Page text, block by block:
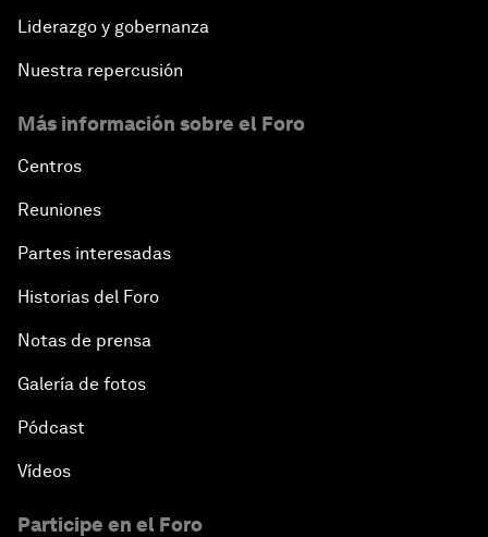
Liderazgo y gobernanza
Nuestra repercusión
Más información sobre el Foro
Centros
Reuniones
Partes interesadas
Historias del Foro
Notas de prensa
Galería de fotos
Pódcast
Vídeos
Participe en el Foro